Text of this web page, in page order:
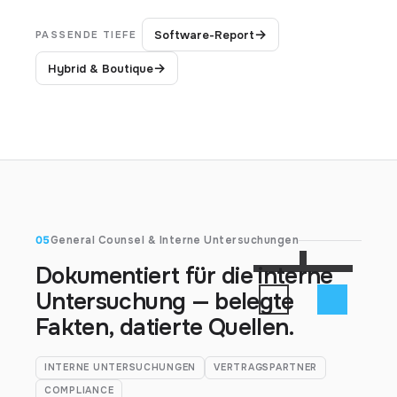
PASSENDE TIEFE Software-Report→
Hybrid & Boutique→
05General Counsel & Interne Untersuchungen
Dokumentiert für die interne
Untersuchung — belegte
Fakten, datierte Quellen.
INTERNE UNTERSUCHUNGEN
VERTRAGSPARTNER
COMPLIANCE